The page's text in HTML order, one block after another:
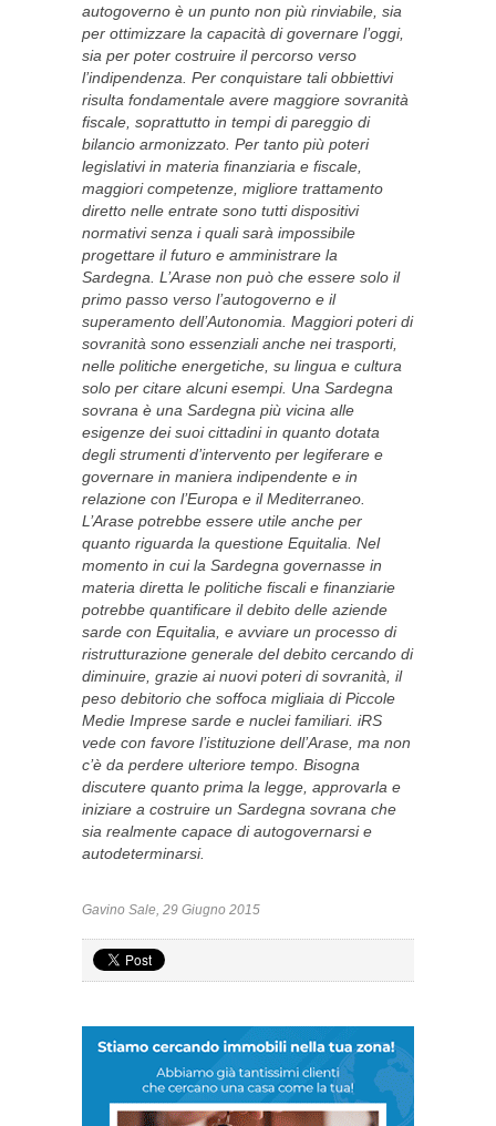
autogoverno è un punto non più rinviabile, sia
per ottimizzare la capacità di governare l’oggi,
sia per poter costruire il percorso verso
l’indipendenza. Per conquistare tali obbiettivi
risulta fondamentale avere maggiore sovranità
fiscale, soprattutto in tempi di pareggio di
bilancio armonizzato. Per tanto più poteri
legislativi in materia finanziaria e fiscale,
maggiori competenze, migliore trattamento
diretto nelle entrate sono tutti dispositivi
normativi senza i quali sarà impossibile
progettare il futuro e amministrare la
Sardegna. L’Arase non può che essere solo il
primo passo verso l’autogoverno e il
superamento dell’Autonomia. Maggiori poteri di
sovranità sono essenziali anche nei trasporti,
nelle politiche energetiche, su lingua e cultura
solo per citare alcuni esempi. Una Sardegna
sovrana è una Sardegna più vicina alle
esigenze dei suoi cittadini in quanto dotata
degli strumenti d’intervento per legiferare e
governare in maniera indipendente e in
relazione con l’Europa e il Mediterraneo.
L’Arase potrebbe essere utile anche per
quanto riguarda la questione Equitalia. Nel
momento in cui la Sardegna governasse in
materia diretta le politiche fiscali e finanziarie
potrebbe quantificare il debito delle aziende
sarde con Equitalia, e avviare un processo di
ristrutturazione generale del debito cercando di
diminuire, grazie ai nuovi poteri di sovranità, il
peso debitorio che soffoca migliaia di Piccole
Medie Imprese sarde e nuclei familiari. iRS
vede con favore l’istituzione dell’Arase, ma non
c’è da perdere ulteriore tempo. Bisogna
discutere quanto prima la legge, approvarla e
iniziare a costruire un Sardegna sovrana che
sia realmente capace di autogovernarsi e
autodeterminarsi.
Gavino Sale, 29 Giugno 2015